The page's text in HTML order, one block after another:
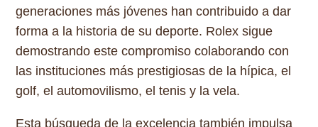
generaciones más jóvenes han contribuido a dar
forma a la historia de su deporte. Rolex sigue
demostrando este compromiso colaborando con
las instituciones más prestigiosas de la hípica, el
golf, el automovilismo, el tenis y la vela.
Esta búsqueda de la excelencia también impulsa